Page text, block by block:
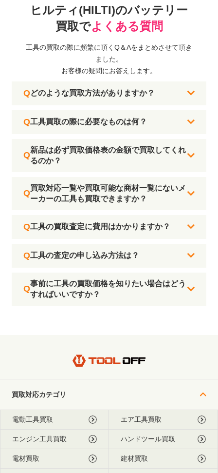
ヒルティ(HILTI)のバッテリー
買取でよくある質問
工具の買取の際に頻繁に頂くQ＆Aをまとめさせて頂き
ました。
お客様の疑問にお答えします。
どのような買取方法がありますか？
工具買取の際に必要なものは何？
新品は必ず買取価格表の金額で買取してくれ
るのか？
買取対応一覧や買取可能な商材一覧にないメ
ーカーの工具も買取できますか？
工具の買取査定に費用はかかりますか？
工具の査定の申し込み方法は？
事前に工具の買取価格を知りたい場合はどう
すればいいですか？
買取対応カテゴリ
電動工具買取 エア工具買取
エンジン工具買取 ハンドツール買取
電材買取 建材買取